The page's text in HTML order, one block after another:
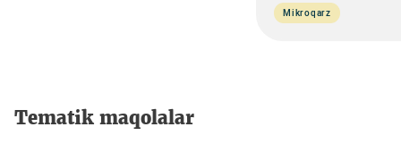
Mikroqarz
Tematik maqolalar